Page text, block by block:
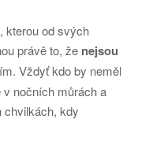
kterou od svých
právě to, že nejsou
Vždyť kdo by neměl
v nočních můrách a
chvilkách, kdy